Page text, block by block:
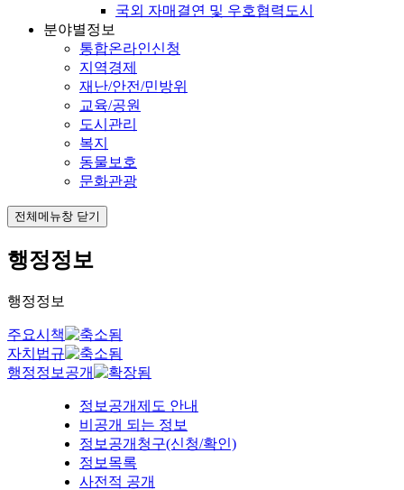
국외 자매결연 및 우호협력도시
분야별정보
통합온라인신청
지역경제
재난/안전/민방위
교육/공원
도시관리
복지
동물보호
문화관광
전체메뉴창 닫기
행정정보
행정정보
주요시책
자치법규
행정정보공개
정보공개제도 안내
비공개 되는 정보
정보공개청구(신청/확인)
정보목록
사전적 공개